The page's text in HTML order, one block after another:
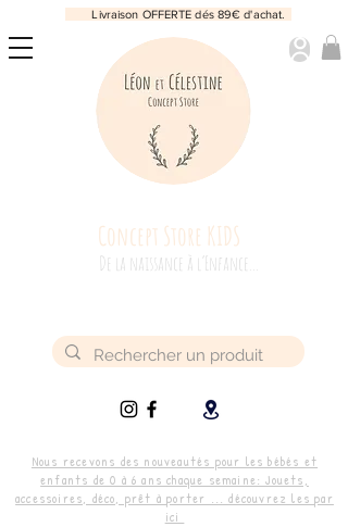
Concept Store KIDS
De la naissance à l’Enfance...
Livraison OFFERTE dés 89€ d'achat.
Nous recevons des nouveautés pour les bébés et
enfants de 0 à 6 ans chaque semaine: Jouets,
accessoires, déco, prêt à porter ... découvrez les par
ici